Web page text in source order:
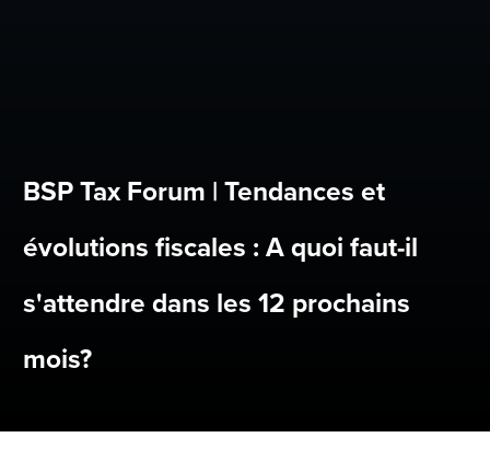
BSP Tax Forum | Tendances et
évolutions fiscales : A quoi faut-il
s'attendre dans les 12 prochains
mois?